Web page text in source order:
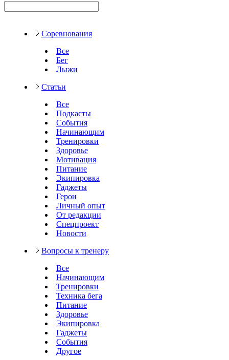
Соревнования
Все
Бег
Лыжи
Статьи
Все
Подкасты
События
Начинающим
Тренировки
Здоровье
Мотивация
Питание
Экипировка
Гаджеты
Герои
Личный опыт
От редакции
Спецпроект
Новости
Вопросы к тренеру
Все
Начинающим
Тренировки
Техника бега
Питание
Здоровье
Экипировка
Гаджеты
События
Другое